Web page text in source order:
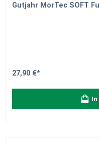
Gutjahr MorTec SOFT
27,90 €*
In